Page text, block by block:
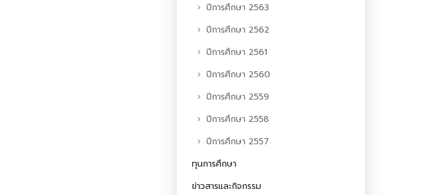
ปีการศึกษา 2563
ปีการศึกษา 2562
ปีการศึกษา 2561
ปีการศึกษา 2560
ปีการศึกษา 2559
ปีการศึกษา 2558
ปีการศึกษา 2557
ทุนการศึกษา
ข่าวสารและกิจกรรม